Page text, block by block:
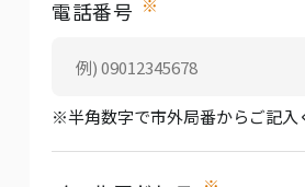
電話番号 ※
※半角数字で市外局番からご記入